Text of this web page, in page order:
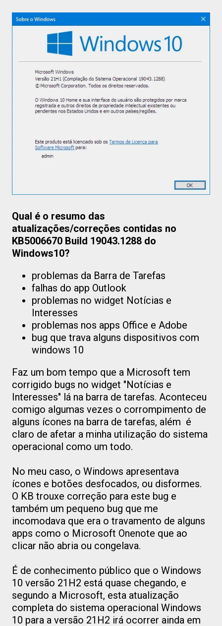
Qual é o resumo das
atualizações/correções contidas no
KB5006670 Build 19043.1288 do
Windows10?
problemas da Barra de Tarefas
falhas do app Outlook
problemas no widget Notícias e
Interesses
problemas nos apps Office e Adobe
bug que trava alguns dispositivos com
windows 10
Faz um bom tempo que a Microsoft tem
corrigido bugs no widget "Notícias e
Interesses" lá na barra de tarefas. Aconteceu
comigo algumas vezes o corrompimento de
alguns ícones na barra de tarefas, além é
claro de afetar a minha utilização do sistema
operacional como um todo.
No meu caso, o Windows apresentava
ícones e botões desfocados, ou disformes.
O KB trouxe correção para este bug e
também um pequeno bug que me
incomodava que era o travamento de alguns
apps como o Microsoft Onenote que ao
clicar não abria ou congelava.
É de conhecimento público que o Windows
10 versão 21H2 está quase chegando, e
segundo a Microsoft, esta atualização
completa do sistema operacional Windows
10 para a versão 21H2 irá ocorrer ainda em